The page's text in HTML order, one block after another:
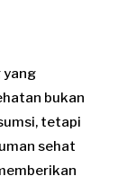
yang
bukan
tetapi
sehat